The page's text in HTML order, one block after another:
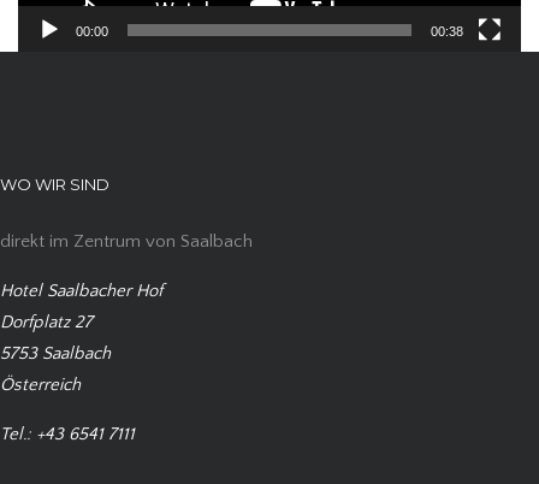
00:00 00:38
WO WIR SIND
direkt im Zentrum von Saalbach
Hotel Saalbacher Hof
Dorfplatz 27
5753 Saalbach
Österreich
Tel.: +43 6541 7111